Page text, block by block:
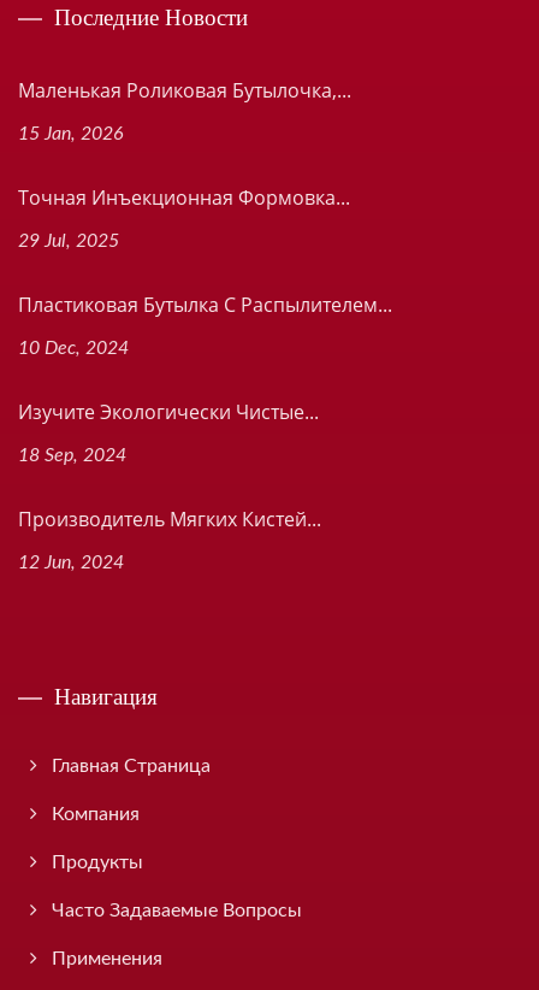
Последние Новости
Маленькая Роликовая Бутылочка,...
15 Jan, 2026
Точная Инъекционная Формовка...
29 Jul, 2025
Пластиковая Бутылка С Распылителем...
10 Dec, 2024
Изучите Экологически Чистые...
18 Sep, 2024
Производитель Мягких Кистей...
12 Jun, 2024
Навигация
Главная Страница
Компания
Продукты
Часто Задаваемые Вопросы
Применения